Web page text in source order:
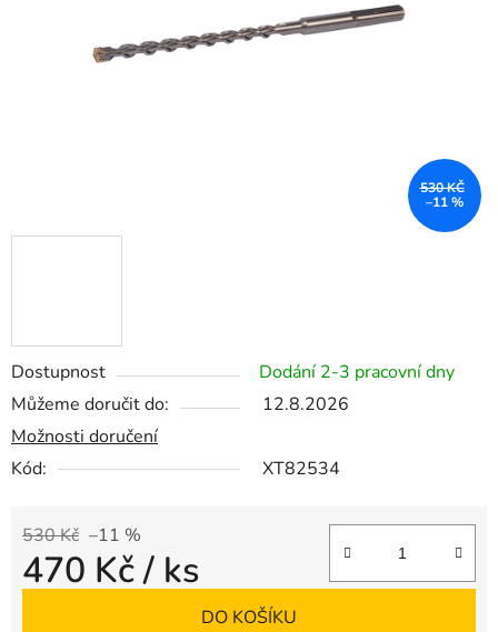
Dostupnost
Dodání 2-3 pracovní dny
Můžeme doručit do:
12.8.2026
Možnosti doručení
Kód:
XT82534
530 Kč –11 %
470 Kč/ ks
DO KOŠÍKU
530 KČ
–11 %